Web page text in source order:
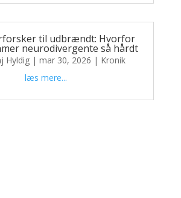
til udbrændt: Hvorfor
neurodivergente så hårdt
Hyldig| mar 30, 2026 | Kronik
læs mere...